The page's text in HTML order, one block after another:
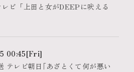
ビ「上田と女がDEEPに吠える
00:45[Fri]
レビ朝日｢あざとくて何が悪い